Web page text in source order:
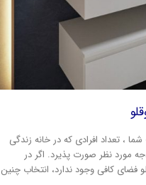
، تعداد افرادی که در خانه زندگی
مورد نظر صورت پذیرد. اگر در
کافی وجود ندارد، انتخاب چنین